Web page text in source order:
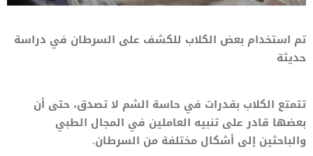
تم استخدام بعض الكلاب للكشف على السرطان في دراسة
حديثة
تتمتع الكلاب بقدرات في حاسة الشم لا تصدق، حتى أن
بعضها قادر على تنبيه العاملين في المجال الطبي
والباحثين إلى أشكال مختلفة من السرطان.